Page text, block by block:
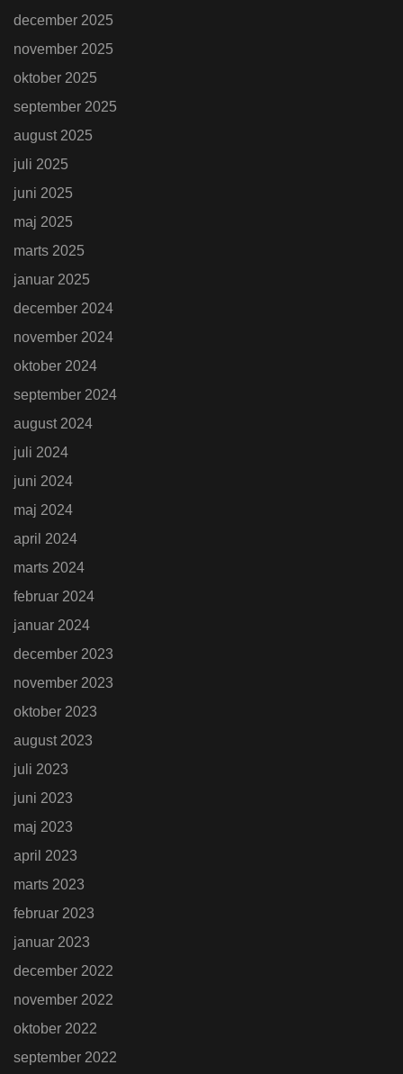
december 2025
november 2025
oktober 2025
september 2025
august 2025
juli 2025
juni 2025
maj 2025
marts 2025
januar 2025
december 2024
november 2024
oktober 2024
september 2024
august 2024
juli 2024
juni 2024
maj 2024
april 2024
marts 2024
februar 2024
januar 2024
december 2023
november 2023
oktober 2023
august 2023
juli 2023
juni 2023
maj 2023
april 2023
marts 2023
februar 2023
januar 2023
december 2022
november 2022
oktober 2022
september 2022